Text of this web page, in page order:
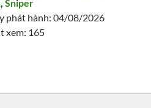
,Sniper
phát hành: 04/08/2026
xem: 165